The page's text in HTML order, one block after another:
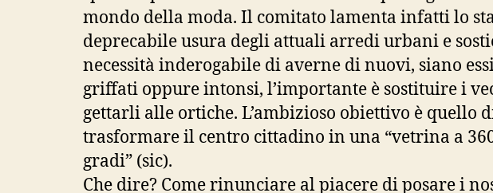
mondo della moda. Il comitato lamenta infatti lo
deprecabile usura degli attuali arredi urbani e
necessità inderogabile di averne di nuovi, siano
griffati oppure intonsi, l’importante è sostituire i
gettarli alle ortiche. L’ambizioso obiettivo è quello
trasformare il centro cittadino in una “vetrina a
gradi” (sic).
Che dire? Come rinunciare al piacere di posare i